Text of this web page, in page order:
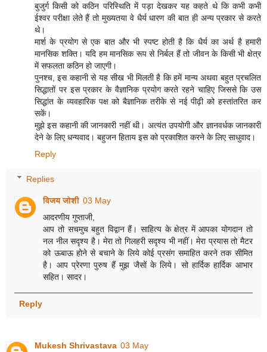
बुजुर्ग किसी को कठिन परिस्थिति में पड़ा देखकर यह कहते थे कि कभी कभी
ईश्वर परीक्षा लेते हैं तो मुख्यतया वे धैर्य धारण की बात ही अन्य प्रकार से करते
थे।
मार्श के प्रयोग से एक बात और भी स्पष्ट होती है कि धैर्य का अर्थ है हमारी
मानसिक शक्ति। यदि हम मानसिक रूप से निर्बल हैं तो जीवन के किसी भी क्षेत्र
में सफलता कठिन हो जाएगी।
पुनश्च, इस कहानी से यह सीख भी मिलती है कि हमें मान्य अथवा बहुत प्रचलित
सिद्धातों पर इस प्रकार के वैज्ञानिक प्रयोग करते रहने चाहिए जिससे कि उस
सिद्धांत के व्यवहारिक पक्ष को बैज्ञानिक तरीके से नई पीढ़ी को हस्तांतरित कर
सकें।
मुझे इस कहानी की जानकारी नहीं थी। अत्यंत उपयोगी और ज्ञानवर्धक जानकारी
देने के लिए धन्यवाद। बहुजन हिताय इस को प्रकाशित करने के लिए साधुवाद।
Reply
Replies
विजय जोशी 03 May
आदरणीय गुप्ताजी,
आप तो सचमुच बहुत विद्वान हैं। साहित्य के क्षेत्र में आपका योगदान तो
नल नील सदृश्य है। मेरा तो गिलहरी सदृश्य भी नहीं। मेरा प्रयास तो मैटर
को ऊबाऊ होने से बचाने के लिये कोई प्रसंग समाहित करने तक सीमित
है। आप प्रेरणा पुरुष हैं मुझ जैसों के लिये। सो हार्दिक हार्दिक आभार
सहित। सादर।
Reply
Mukesh Shrivastava 03 May